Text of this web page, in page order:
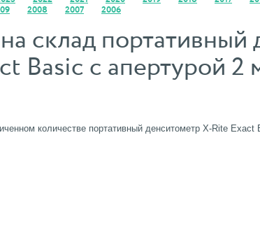
2008 2007 2006
склад портативный
Basic с апертурой 2
количестве портативный денситометр X-Rite